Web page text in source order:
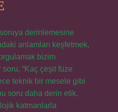
derinlemesine
anlamları keşfetmek,
bizim
“Kaç çeşit füze
teknik bir mesele gibi
soru daha derin etik,
katmanlarla